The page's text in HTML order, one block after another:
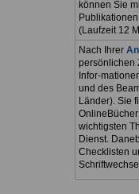
können Sie
(Laufzeit 12
Nach Ihrer
persönlichen
Infor-
und des
Länder). Sie
wichtigsten
Dienst.
Checklisten